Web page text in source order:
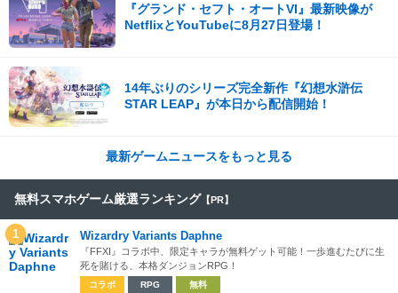
『グランド・セフト・オートVI』最新映像が
NetflixとYouTubeに8月27日登場！
14年ぶりのシリーズ完全新作『幻想水滸伝
STAR LEAP』が本日から配信開始！
最新ゲームニュースをもっと見る
無料スマホゲーム厳選ランキング 【PR】
1 Wizardry Variants Daphne
『FFXI』コラボ中、限定キャラが無料ゲット可能！一歩進むたびに生
死を賭ける、本格ダンジョンRPG！
コラボ RPG 無料